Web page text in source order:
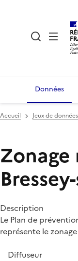
Données
Accueil Jeux de données
Description
Le Plan de
représente le
Diffuseur